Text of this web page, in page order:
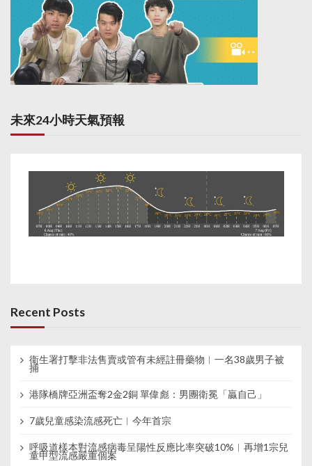
未來24小時天氣預報
Recent Posts
衞生署打擊非法售賣或管有未經註冊藥物︱一名38歲男子被
捕
港隊橋牌亞洲盃奪2金2銅 單偉彪：男團衛冕「贏自己」
7歲兒童感染流感死亡︱今年首宗
呼吸道樣本對流感病毒呈陽性反應比率突破10%︱再增1宗兒
童甲型流感嚴重個案